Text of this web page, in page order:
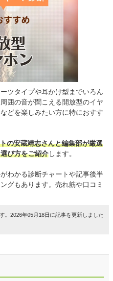
ツタイプや耳かけ型までいろん
囲の音が聞こえる開放型のイヤ
どを楽しみたい方に特におすす
の安蔵靖志さんと編集部が厳選
び方をご紹介します。
わかる診断チャートや記事後半
グもあります。売れ筋や口コミ
。2026年05月18日に記事を更新しました